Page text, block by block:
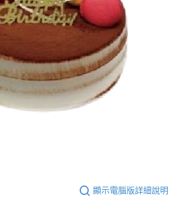
顯示電腦版詳細說明